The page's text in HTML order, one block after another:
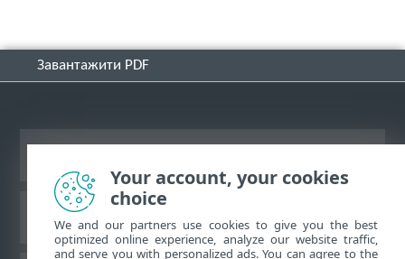
Завантажити PDF
База знань ESET
Your account, your cookies
choice
We and our partners use cookies to give you the best
optimized online experience, analyze our website traffic,
and serve you with personalized ads. You can agree to the